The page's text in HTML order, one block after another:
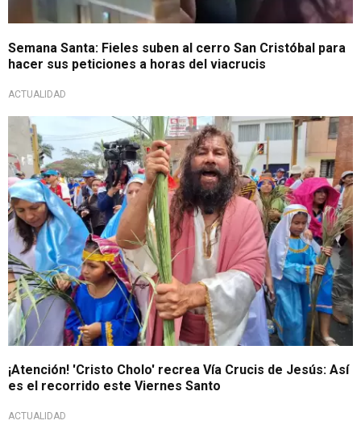
Semana Santa: Fieles suben al cerro San Cristóbal para
hacer sus peticiones a horas del viacrucis
ACTUALIDAD
Calles del Centro Histórico permanecerán cerradas
¡Atención! 'Cristo Cholo' recrea Vía Crucis de Jesús: Así
es el recorrido este Viernes Santo
ACTUALIDAD